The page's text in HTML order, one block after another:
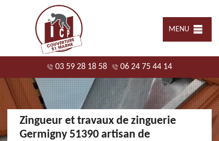
MENU
03 59 28 18 58 06 24 75 44 14
Zingueur et travaux de zinguerie
Germigny 51390 artisan de